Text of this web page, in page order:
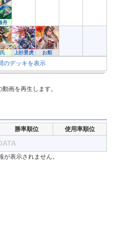
舟
上杉景虎 お船
のデッキを表示
画を再生します。
勝率順位 使用率順位
表示されません。